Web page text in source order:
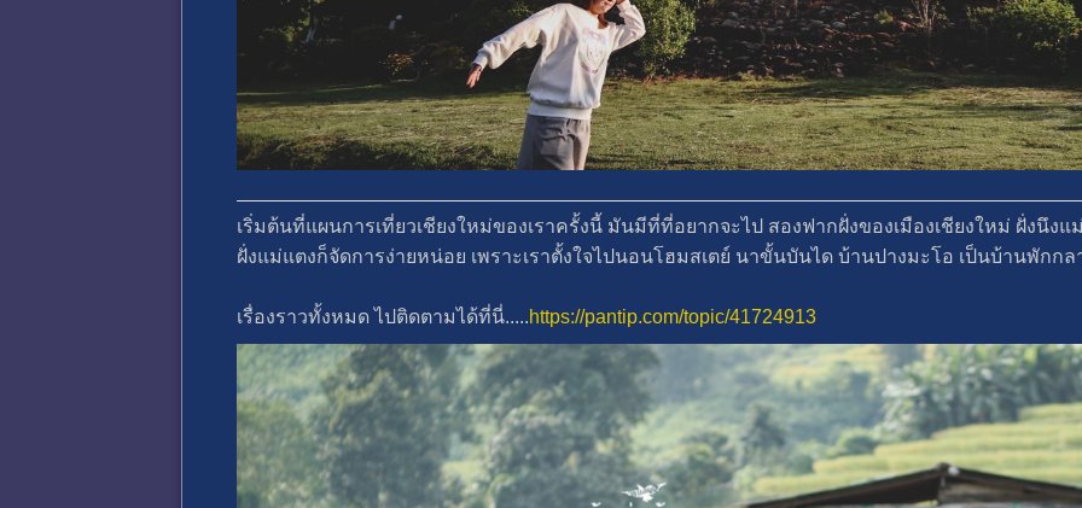
เริ่มต้นที่แผนการเที่ยวเชียงใหม่ของเราครั้งนี้ มันมีที่ที่อยากจะไป สองฟากฝั่งของเมืองเชียงใหม่ ฝั่งนึง
ฝั่งแม่แตงก็จัดการง่ายหน่อย เพราะเราตั้งใจไปนอนโฮมสเตย์ นาขั้นบันได บ้านปางมะโอ เป็นบ้านพักก
เรื่องราวทั้งหมด ไปติดตามได้ที่นี่.....https://pantip.com/topic/41724913